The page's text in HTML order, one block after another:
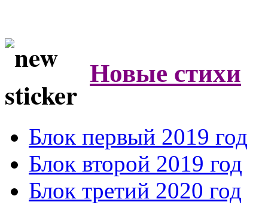
Новые стихи
Блок первый 2019 год
Блок второй 2019 год
Блок третий 2020 год